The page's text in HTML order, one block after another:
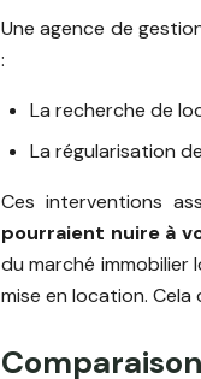
Une agence de
:
La recherche de
La régularisation
Ces interventions
pourraient nuire à
du marché immobilier
mise en location.